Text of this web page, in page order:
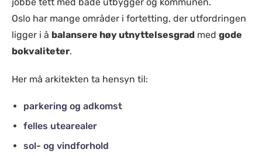
Oslo har mange områder i fortetting, der utfordringen
ligger i å balansere høy utnyttelsesgrad med gode
bokvaliteter.
Her må arkitekten ta hensyn til:
parkering og adkomst
felles utearealer
sol- og vindforhold